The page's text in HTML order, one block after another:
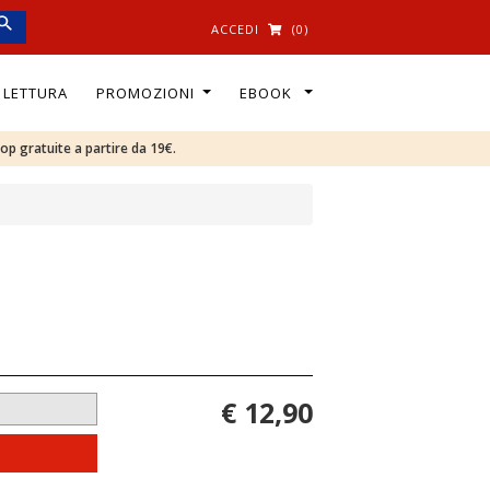
ACCEDI (0)
PROMOZIONI EBOOK
gratuite a partire da 19€.
€ 12,90